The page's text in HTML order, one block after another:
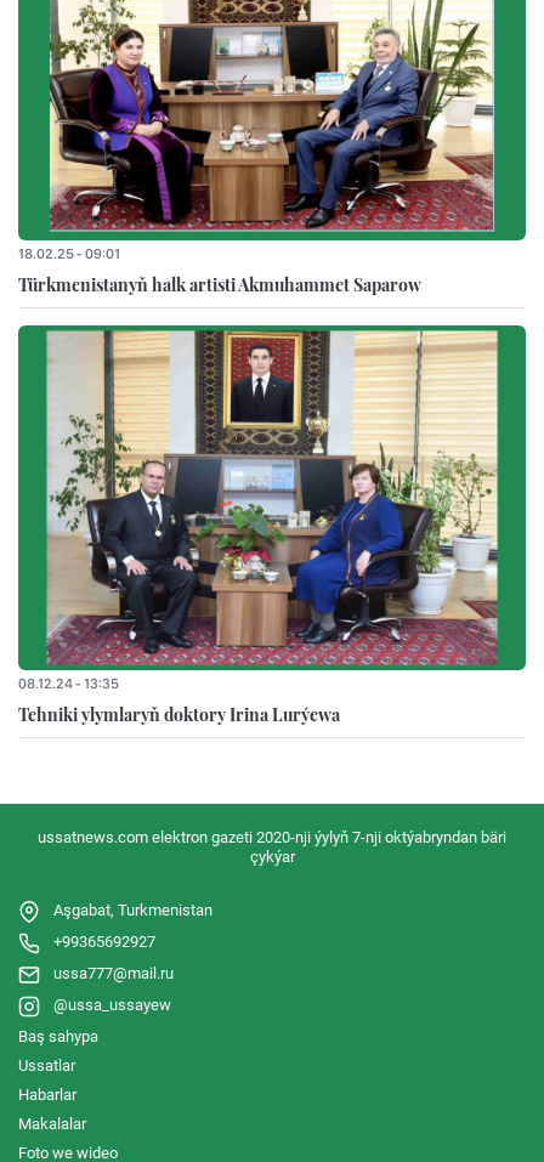
18.02.25 - 09:01
Türkmenistanyň halk artisti Akmuhammet Saparow
08.12.24 - 13:35
Tehniki ylymlaryň doktory Irina Lurýewa
ussatnews.com elektron gazeti 2020-nji ýylyň 7-nji oktýabryndan bäri
çykýar
Aşgabat, Turkmenistan
+99365692927
ussa777@mail.ru
@ussa_ussayew
Baş sahypa
Ussatlar
Habarlar
Makalalar
Foto we wideo